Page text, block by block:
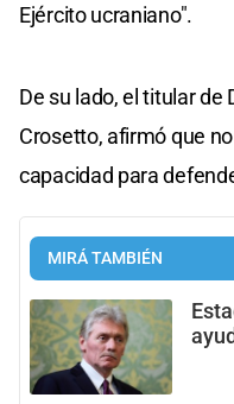
Ejército ucraniano".
De su lado, el titular de
Crosetto, afirmó que
capacidad para
MIRÁ TAMBIÉN